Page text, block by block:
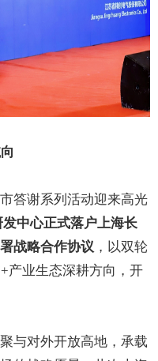
答谢系列活动迎来高光
中心正式落户上海长
战略合作协议 ，以双轮
产业生态深耕方向，开
与对外开放高地，承载